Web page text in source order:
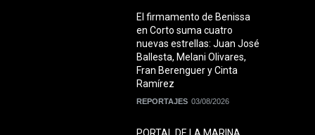
El firmamento de Benissa
en Corto suma cuatro
nuevas estrellas: Juan José
Ballesta, Melani Olivares,
Fran Berenguer y Cinta
Ramírez
REPORTAJES 03/08/2026